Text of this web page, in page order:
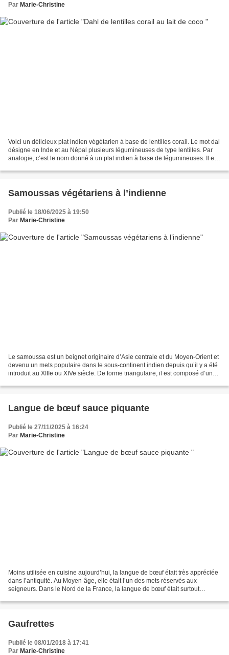
Par Marie-Christine
Voici un délicieux plat indien végétarien à base de lentilles corail. Le mot dal
désigne en Inde et au Népal plusieurs légumineuses de type lentilles. Par
analogie, c’est le nom donné à un plat indien à base de légumineuses. Il est
Samoussas végétariens à l’indienne
Publié le 18/06/2025 à 19:50
Par Marie-Christine
Le samoussa est un beignet originaire d’Asie centrale et du Moyen-Orient et
devenu un mets populaire dans le sous-continent indien depuis qu’il y a été
introduit au XIIIe ou XIVe siècle. De forme triangulaire, il est composé d’une
Langue de bœuf sauce piquante
Publié le 27/11/2025 à 16:24
Par Marie-Christine
Moins utilisée en cuisine aujourd’hui, la langue de bœuf était très appréciée
dans l’antiquité. Au Moyen-âge, elle était l’un des mets réservés aux
seigneurs. Dans le Nord de la France, la langue de bœuf était surtout
Gaufrettes
Publié le 08/01/2018 à 17:41
Par Marie-Christine